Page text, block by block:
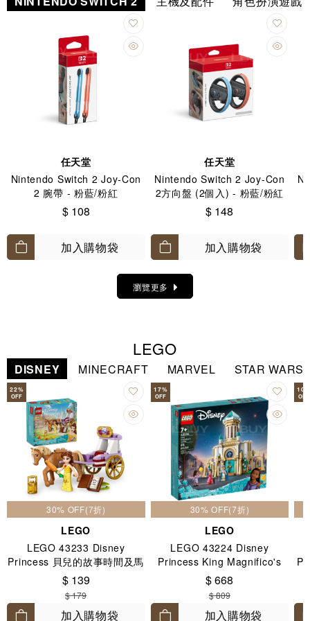
任天堂
Nintendo Switch 2 Joy-Con
2 腕帶 - 粉藍/粉紅
$ 108
加入購物袋
任天堂
Nintendo Switch 2 Joy-Con
2方向盤 (2個入) - 粉藍/粉紅
$ 148
加入購物袋
瀏覽更多
LEGO
DISNEY MINECRAFT MARVEL STAR WARS
22%
OFF
30% OFF(7折)
LEGO
LEGO 43233 Disney
Princess 貝兒的故事時間及馬
車 5+
$ 139
$ 179
加入購物袋
17%
OFF
30% OFF(7折)
LEGO
LEGO 43224 Disney
Princess King Magnifico's
Castle 7+
$ 668
$ 809
加入購物袋
10
OFF